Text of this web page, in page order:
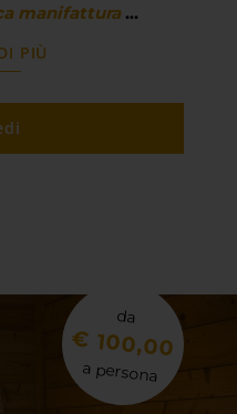
manifattura…
PIÙ
da
€ 100,00
a persona